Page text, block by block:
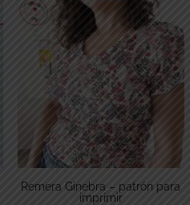
Remera Ginebra – patrón para
imprimir